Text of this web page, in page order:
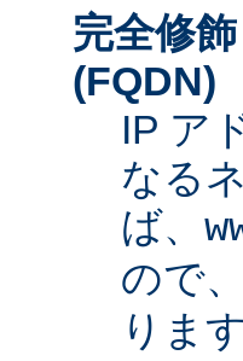
完全修
(FQDN)
IP ア
なる
ば、
ので、
ります